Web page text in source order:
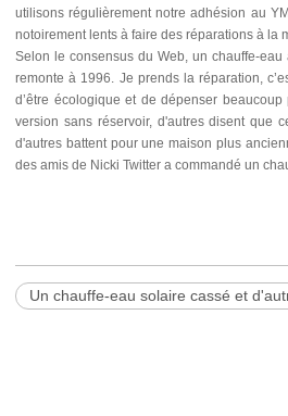
utilisons régulièrement notre adhésion au
notoirement lents à faire des réparations à la
Selon le consensus du Web, un chauffe-
remonte à 1996. Je prends la réparation,
d’être écologique et de dépenser
version sans réservoir, d'autres disent que
d'autres battent pour une maison plus
des amis de Nicki Twitter a commandé un
Un chauffe-eau solaire cassé et